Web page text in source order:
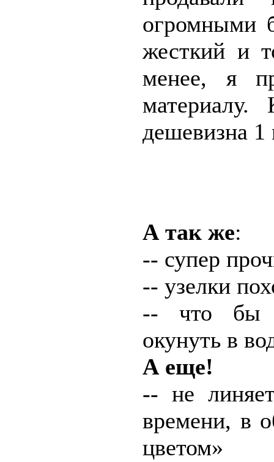
огромными
жесткий и
менее, я
дешевизна 1
А так же:
-- супер
-- узелки
-- что бы
окунуть в
А еще!
-- не
времени, в
цветом»